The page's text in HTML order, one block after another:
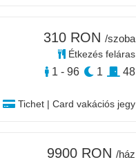
Tichet | Card vakációs jegy
310 RON /szoba
Étkezés feláras
1 - 96 1 48
9900 RON /ház